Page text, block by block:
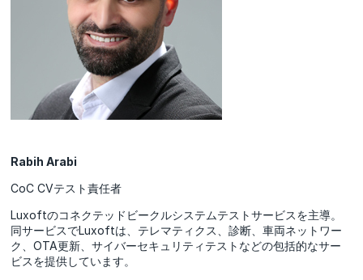
Rabih Arabi
CoC CVテスト責任者
Luxoftのコネクテッドビークルシステムテストサービスを主導。
同サービスでLuxoftは、テレマティクス、診断、車両ネットワー
ク、OTA更新、サイバーセキュリティテストなどの包括的なサー
ビスを提供しています。